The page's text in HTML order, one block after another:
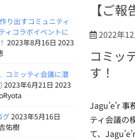
り出すコミュニティ
ィコラボイベントに
2023年8月16日 2023
コミッティ会議に潜
2023年6月21日 2023
グ 2023年5月16日
佑樹
【ご
2022年12
コミッ
す！
Jagu’e’r
ティ会議の
て、